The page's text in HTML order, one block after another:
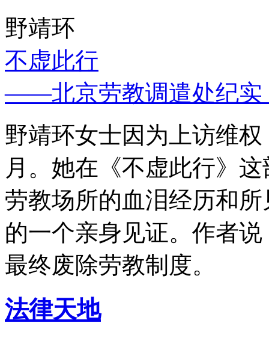
野靖环
不虚此行
——北京劳教调遣处纪实
野靖环女士因为上访维
月。她在《不虚此行》
劳教场所的血泪经历和
的一个亲身见证。作者
最终废除劳教制度。
法律天地